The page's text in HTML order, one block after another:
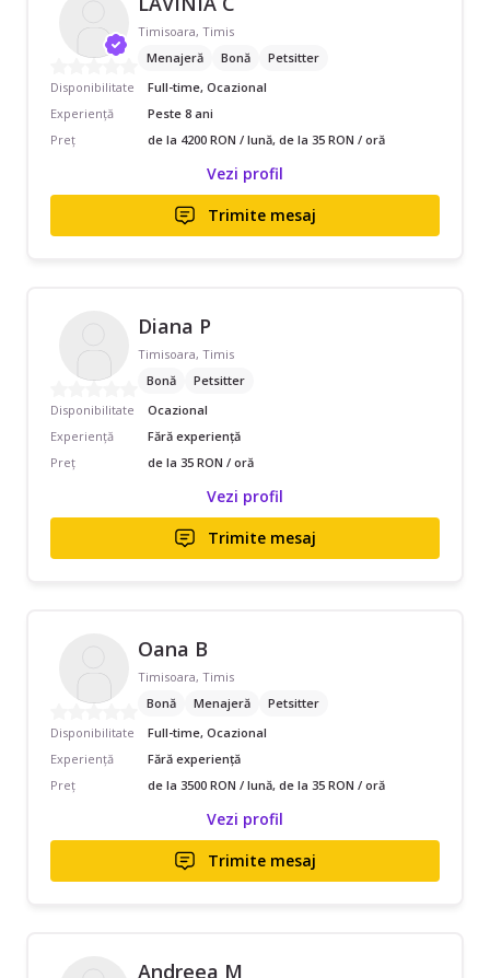
Timisoara, Timis
Menajeră
Bonă
Petsitter
Disponibilitate
Full-time, Ocazional
Experiență
Peste 8 ani
Preț
de la 4200 RON / lună, de la 35 RON / oră
Vezi profil
Trimite mesaj
Diana P
Timisoara, Timis
Bonă
Petsitter
Disponibilitate
Ocazional
Experiență
Fără experiență
Preț
de la 35 RON / oră
Vezi profil
Trimite mesaj
Oana B
Timisoara, Timis
Bonă
Menajeră
Petsitter
Disponibilitate
Full-time, Ocazional
Experiență
Fără experiență
Preț
de la 3500 RON / lună, de la 35 RON / oră
Vezi profil
Trimite mesaj
Andreea M